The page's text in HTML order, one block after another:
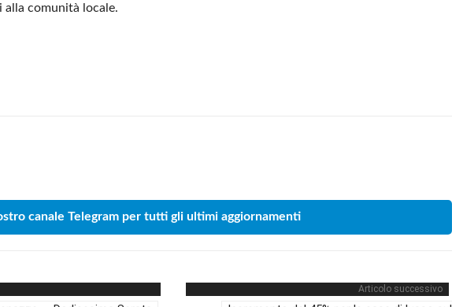
comunità locale.
canale Telegram per tutti gli ultimi aggiornamenti
Articolo successivo